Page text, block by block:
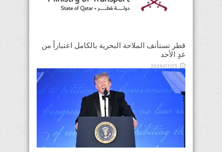
قطر تستأنف الملاحة البحرية بالكامل اعتباراً من
غدٍ الأحد
2026/07/25